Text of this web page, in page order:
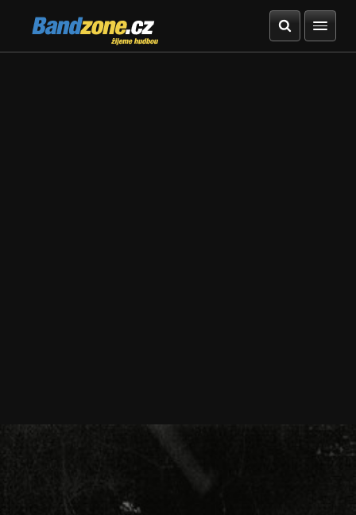
Bandzone.cz
žijeme hudbou